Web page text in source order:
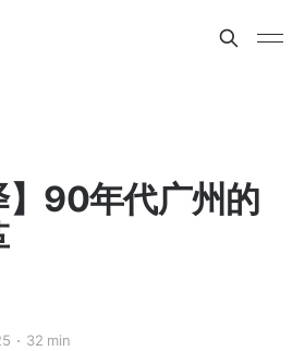
】90年代广州的
32 min